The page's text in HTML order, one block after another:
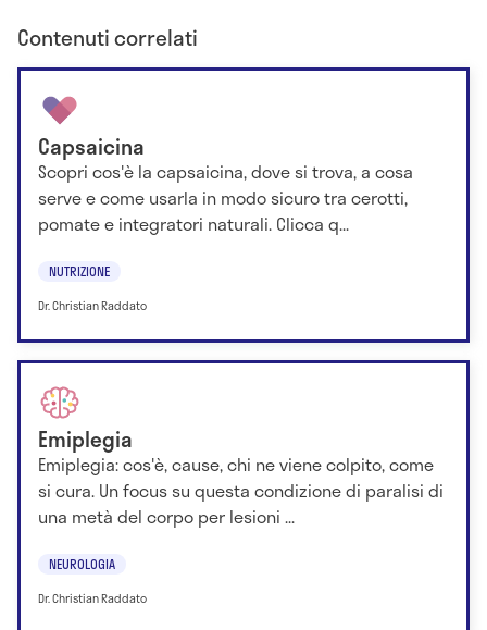
Contenuti correlati
Capsaicina
Scopri cos'è la capsaicina, dove si trova, a cosa
serve e come usarla in modo sicuro tra cerotti,
pomate e integratori naturali. Clicca q...
NUTRIZIONE
Dr. Christian Raddato
Emiplegia
Emiplegia: cos'è, cause, chi ne viene colpito, come
si cura. Un focus su questa condizione di paralisi di
una metà del corpo per lesioni ...
NEUROLOGIA
Dr. Christian Raddato